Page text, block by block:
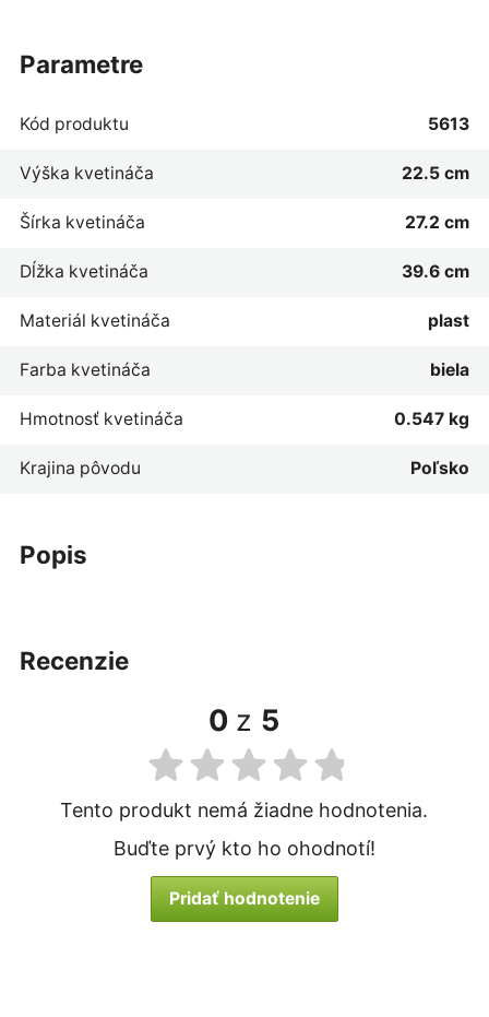
popis
parametre
Kód produktu 5613
Výška kvetináča 22.5 cm
Šírka kvetináča 27.2 cm
Dĺžka kvetináča 39.6 cm
Materiál kvetináča plast
Farba kvetináča biela
Hmotnosť kvetináča 0.547 kg
Krajina pôvodu Poľsko
recenzie
0 z 5
Tento produkt nemá žiadne hodnotenia.
Buďte prvý kto ho ohodnotí!
Pridať hodnotenie